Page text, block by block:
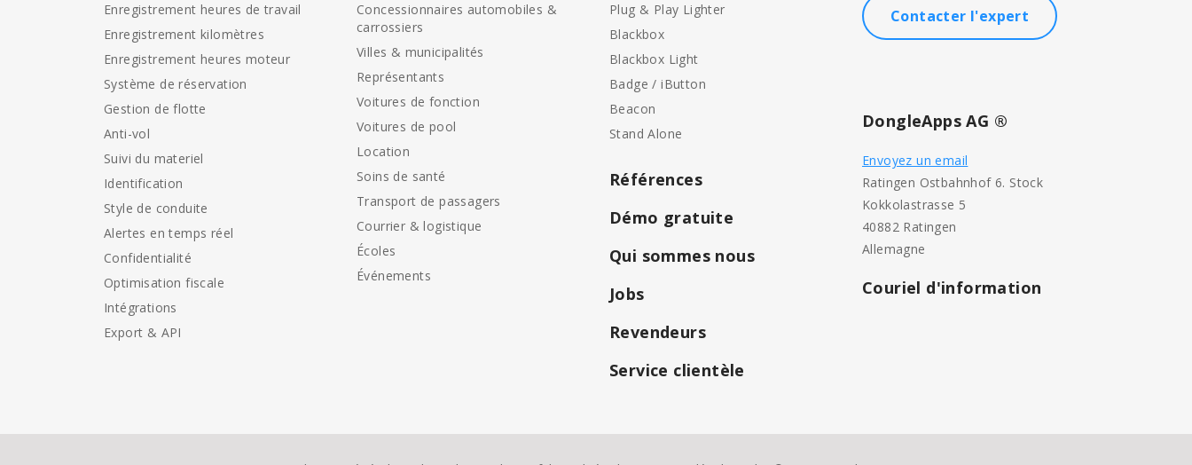
Enregistrement heures de travail
Enregistrement kilomètres
Enregistrement heures moteur
Système de réservation
Gestion de flotte
Anti-vol
Suivi du materiel
Identification
Style de conduite
Alertes en temps réel
Confidentialité
Optimisation fiscale
Intégrations
Export & API
Concessionnaires automobiles &
carrossiers
Villes & municipalités
Représentants
Voitures de fonction
Voitures de pool
Location
Soins de santé
Transport de passagers
Courrier & logistique
Écoles
Événements
Plug & Play Lighter
Blackbox
Blackbox Light
Badge / iButton
Beacon
Stand Alone
Références
Démo gratuite
Qui sommes nous
Jobs
Revendeurs
Service clientèle
Contacter l'expert
DongleApps AG ®
Envoyez un email
Ratingen Ostbahnhof 6. Stock
Kokkolastrasse 5
40882 Ratingen
Allemagne
Couriel d'information